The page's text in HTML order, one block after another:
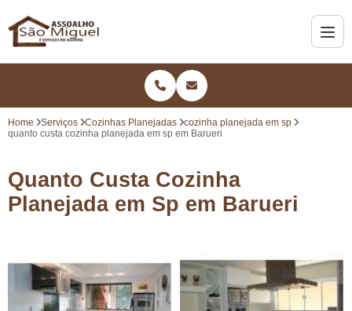
Home Serviços Cozinhas Planejadas
cozinha planejada em sp
quanto custa cozinha planejada em sp em Barueri
Quanto Custa Cozinha
Planejada em Sp em Barueri